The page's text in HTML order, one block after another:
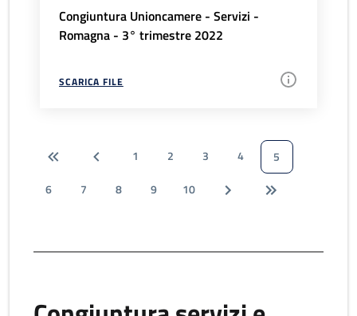
Congiuntura Unioncamere - Servizi -
Romagna - 3° trimestre 2022
SCARICA FILE
1 2 3 4
5
6
7 8 9 10